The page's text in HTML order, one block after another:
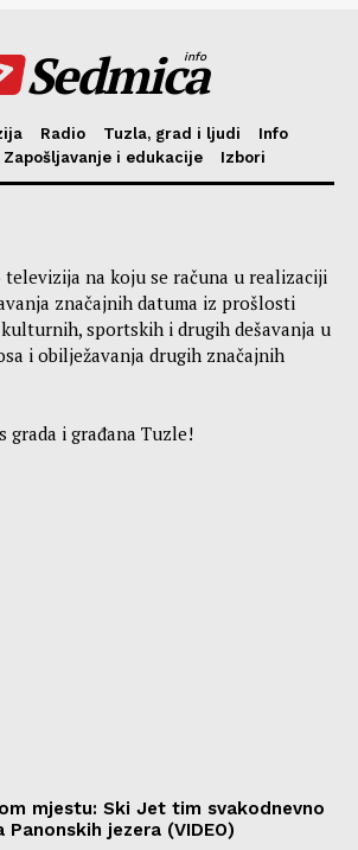
Sedmica
info
Radio Tuzla, grad i ljudi
Info
Zapošljavanje i edukacije Izbori
na koju se računa u realizaciji
značajnih datuma iz prošlosti
sportskih i drugih dešavanja u
i obilježavanja drugih značajnih
grada i građana Tuzle!
mjestu: Ski Jet tim svakodnevno
jezera (VIDEO)